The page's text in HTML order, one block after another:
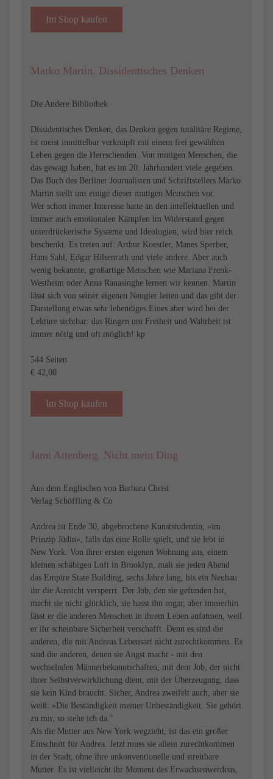
Im Shop kaufen
Marko Martin. Dissidentisches Denken
Die Andere Bibliothek
Dissidentisches Denken, das Denken gegen totalitäre Regime,
ist meist inmittelbar verknüpft mit einem frei gewählten
Leben gegen die Herrschenden. Von mutigen Menschen, die
das gewagt haben, hat es im 20. Jahrhundert viele gegeben.
Das Buch des Berliner Journalisten und Schriftstellers Marko
Martin stellt uns einige dieser mutigen Menschen vor.
Wer schon immer Interesse hatte an den intellektuellen und
immer auch emotionalen Kämpfen im Widerstand gegen
unterdrückerische Systeme und Ideologien, wird hier reich
beschenkt. Es treten auf: Arthur Koestler, Manes Sperber,
Hans Sahl, Edgar Hilsenrath und viele andere. Aber auch
wenig bekannte, großartige Menschen wie Mariana Frenk-
Westheim oder Anna Ranasinghe lernen wir kennen. Martin
lässt sich von seiner eigenen Neugier leiten und das gibt der
Darstellung etwas sehr lebendiges.Eines aber wird bei der
Lektüre sichtbar: das Ringen um Freiheit und Wahrheit ist
immer nötig und oft möglich! kp
544 Seiten
€ 42,00
Im Shop kaufen
Jami Attenberg. Nicht mein Ding
Aus dem Englischen von Barbara Christ
Verlag Schöffling & Co
Andrea ist Ende 30, abgebrochene Kunststudentin, »im
Prinzip Jüdin«, falls das eine Rolle spielt, und sie lebt in
New York. Von ihrer ersten eigenen Wohnung aus, einem
kleinen schäbigen Loft in Brooklyn, malt sie jeden Abend
das Empire State Building, sechs Jahre lang, bis ein Neubau
ihr die Aussicht versperrt. Der Job, den sie gefunden hat,
macht sie nicht glücklich, sie hasst ihn sogar, aber immerhin
lässt er die anderen Menschen in ihrem Leben aufatmen, weil
er ihr scheinbare Sicherheit verschafft. Denn es sind die
anderen, die mit Andreas Lebensart nicht zurechtkommen. Es
sind die anderen, denen sie Angst macht - mit den
wechselnden Männerbekanntschaften, mit dem Job, der nicht
ihrer Selbstverwirklichung dient, mit der Überzeugung, dass
sie kein Kind braucht. Sicher, Andrea zweifelt auch, aber sie
weiß: »Die Beständigkeit meiner Unbeständigkeit. Sie gehört
zu mir, so stehe ich da."
Als die Mutter aus New York wegzieht, ist das ein großer
Einschnitt für Andrea. Jetzt muss sie allein zurechtkommen
in der Stadt, ohne ihre unkonventionelle und streitbare
Mutter. Es ist vielleicht ihr Moment des Erwachsenwerdens,